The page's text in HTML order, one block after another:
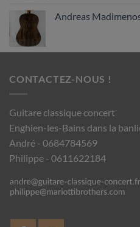
Andreas
CONTACTEZ-NOUS !
Guitare classique concert
Enghien-les-Bains dans la
André - 0684784569
Philippe - 0611622184